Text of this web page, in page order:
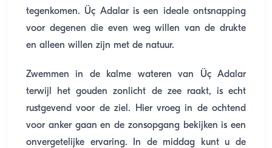
tegenkomen. Üç Adalar is een ideale ontsnapping
voor degenen die even weg willen van de drukte
en alleen willen zijn met de natuur.
Zwemmen in de kalme wateren van Üç Adalar
terwijl het gouden zonlicht de zee raakt, is echt
rustgevend voor de ziel. Hier vroeg in de ochtend
voor anker gaan en de zonsopgang bekijken is een
onvergetelijke ervaring. In de middag kunt u de